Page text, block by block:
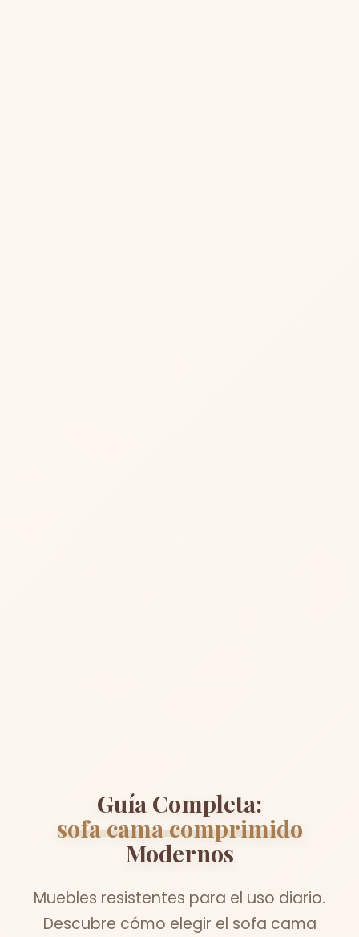
Guía Completa:
sofa cama comprimido
Modernos
Muebles resistentes para el uso diario.
Descubre cómo elegir el sofa cama